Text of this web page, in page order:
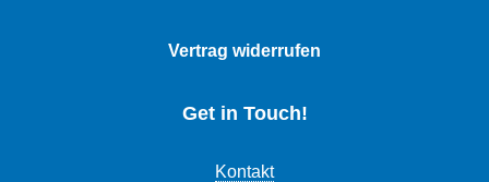
Vertrag widerrufen
Get in Touch!
Kontakt